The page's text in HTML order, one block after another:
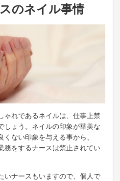
のネイル事情
ゃれであるネイルは、仕事上禁
しょう。ネイルの印象が華美な
ない印象を与える事から、
務をするナースは禁止されてい
いナースもいますので、個人で